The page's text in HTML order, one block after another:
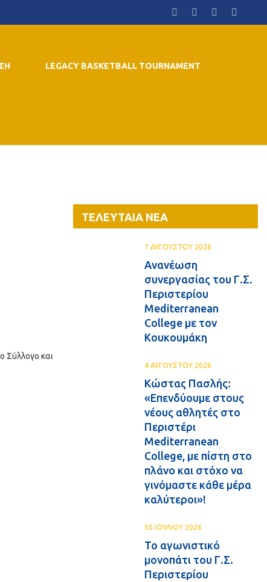
LEGACY BASKETBALL TOURNAMENT
Σύλλογο και
ΤΕΛΕΥΤΑΙΑ ΝΕΑ
7 ΑΥΓΟΥΣΤΟΥ 2026
Ανανέωση
συνεργασίας του Γ.Σ.
Περιστερίου
Mediterranean
College με τον
Κουκουμάκη
4 ΑΥΓΟΥΣΤΟΥ 2026
Κώστας Πασλής:
«Επενδύουμε στους
νέους αθλητές στο
Περιστέρι
Mediterranean
College, με πίστη στο
πλάνο και στόχο να
γινόμαστε κάθε μέρα
καλύτεροι»!
30 ΙΟΥΛΙΟΥ 2026
Το αγωνιστικό
μονοπάτι του Γ.Σ.
Περιστερίου